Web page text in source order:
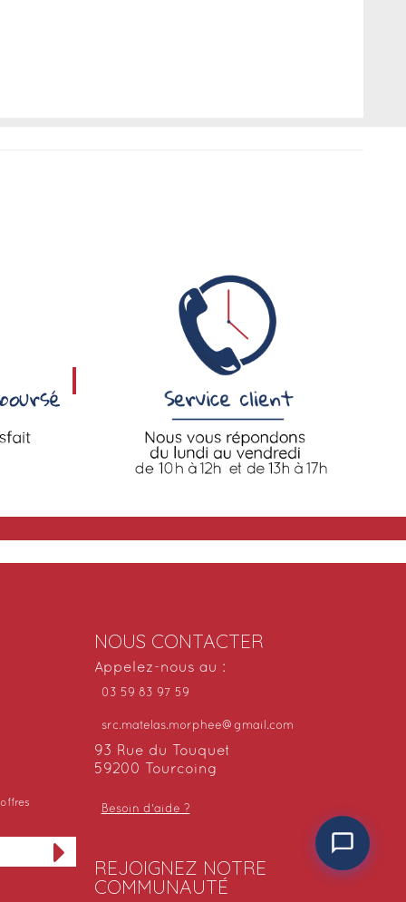
NOUS CONTACTER
Appelez-nous au :
03 59 83 97 59
src.matelas.morphee@gmail.com
93 Rue du Touquet
59200 Tourcoing
Besoin d'aide ?
REJOIGNEZ NOTRE
COMMUNAUTÉ